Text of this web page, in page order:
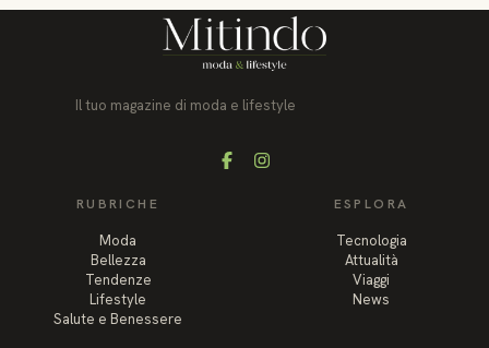
Il tuo magazine di moda e lifestyle
FacebookInstagram
RUBRICHE
Moda
Bellezza
Tendenze
Lifestyle
Salute e Benessere
ESPLORA
Tecnologia
Attualità
Viaggi
News